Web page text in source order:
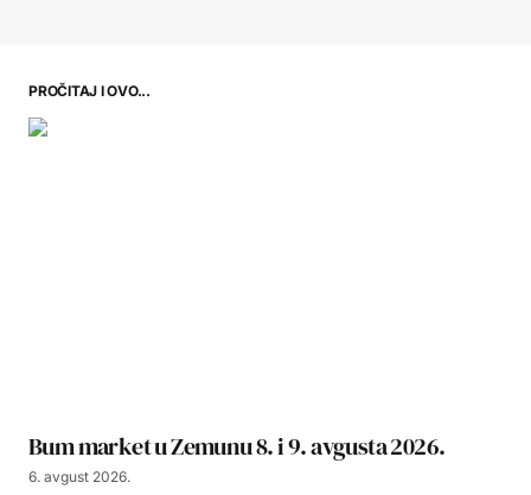
PROČITAJ I OVO...
Bum market u Zemunu 8. i 9. avgusta 2026.
6. avgust 2026.